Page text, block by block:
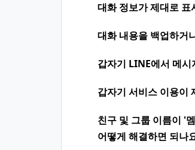
대화 정보가 제대로 표
대화 내용을 백업하거
갑자기 LINE에서 메
갑자기 서비스 이용이
친구 및 그룹 이름이 '
어떻게 해결하면 되나